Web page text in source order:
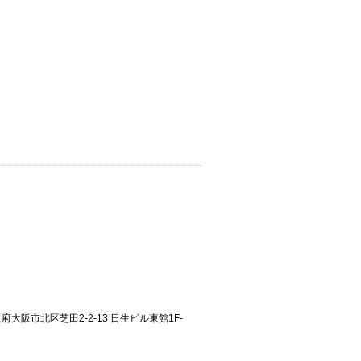
大阪市北区芝田2-2-13 日生ビル東館1F-